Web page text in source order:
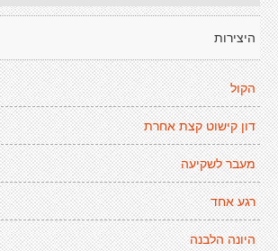
היצירות
הקול
דון קישוט קצת אחרת
מעבר לשקיעה
רגע אחד
היונה הלבנה